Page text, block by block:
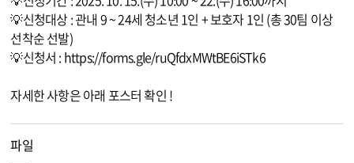
💡신청대상 : 관내 9 ~ 24세 청소년 1인 + 보호자 1인 (총 30팀 이상
선착순 선발)
💡신청서 : https://forms.gle/ruQfdxMWtBE6iSTk6
자세한 사항은 아래 포스터 확인 !
파일